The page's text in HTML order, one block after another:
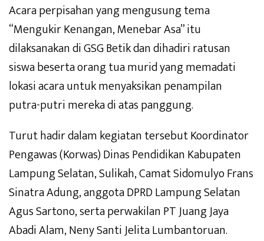
Acara perpisahan yang mengusung tema
“Mengukir Kenangan, Menebar Asa” itu
dilaksanakan di GSG Betik dan dihadiri ratusan
siswa beserta orang tua murid yang memadati
lokasi acara untuk menyaksikan penampilan
putra-putri mereka di atas panggung.
Turut hadir dalam kegiatan tersebut Koordinator
Pengawas (Korwas) Dinas Pendidikan Kabupaten
Lampung Selatan, Sulikah, Camat Sidomulyo Frans
Sinatra Adung, anggota DPRD Lampung Selatan
Agus Sartono, serta perwakilan PT Juang Jaya
Abadi Alam, Neny Santi Jelita Lumbantoruan.